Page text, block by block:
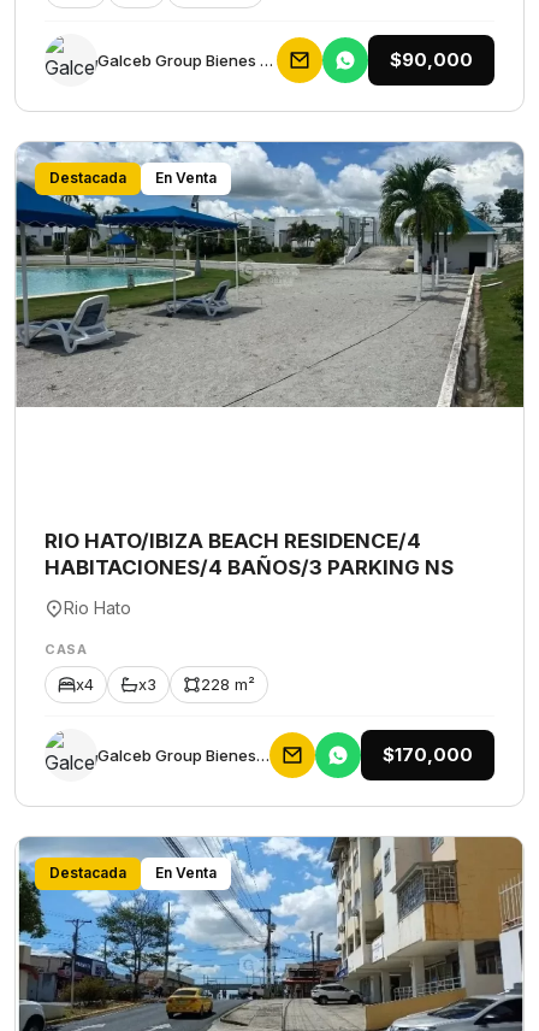
Galceb Group Bienes Raices $90,000
Destacada En Venta
RIO HATO/IBIZA BEACH RESIDENCE/4
HABITACIONES/4 BAÑOS/3 PARKING NS
Rio Hato
CASA
x4 x3 228 m²
Galceb Group Bienes Raices $170,000
Destacada En Venta